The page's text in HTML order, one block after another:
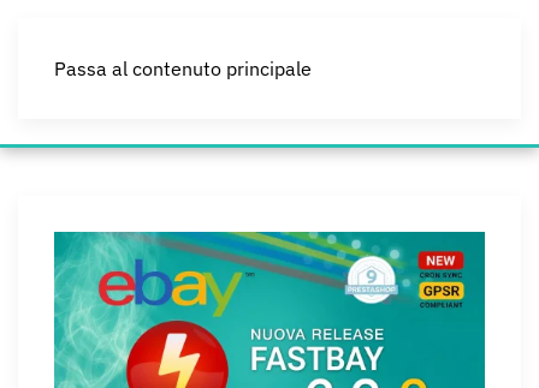
Passa al contenuto principale